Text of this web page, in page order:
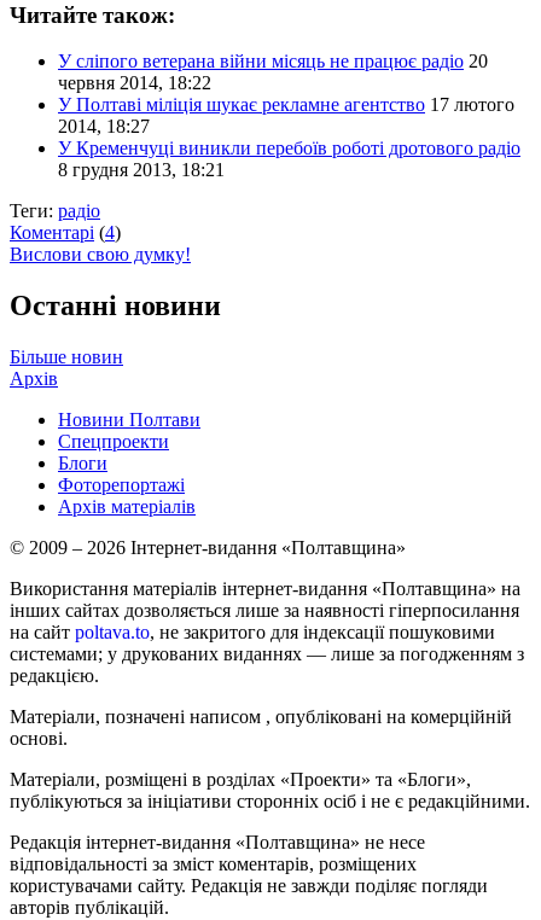
Читайте також:
У сліпого ветерана війни місяць не працює радіо 20
червня 2014, 18:22
У Полтаві міліція шукає рекламне агентство 17 лютого
2014, 18:27
У Кременчуці виникли перебоїв роботі дротового радіо
8 грудня 2013, 18:21
Теги: радіо
Коментарі (4)
Вислови свою думку!
Останні новини
Більше новин
Архів
Новини Полтави
Спецпроекти
Блоги
Фоторепортажі
Архів матеріалів
© 2009 – 2026 Інтернет-видання «Полтавщина»
Використання матеріалів інтернет-видання «Полтавщина» на
інших сайтах дозволяється лише за наявності гіперпосилання
на сайт poltava.to, не закритого для індексації пошуковими
системами; у друкованих виданнях — лише за погодженням з
редакцією.
Матеріали, позначені написом , опубліковані на комерційній
основі.
Матеріали, розміщені в розділах «Проекти» та «Блоги»,
публікуються за ініціативи сторонніх осіб і не є редакційними.
Редакція інтернет-видання «Полтавщина» не несе
відповідальності за зміст коментарів, розміщених
користувачами сайту. Редакція не завжди поділяє погляди
авторів публікацій.